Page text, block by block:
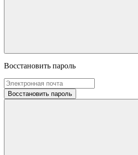
Восстановить пароль
Восстановить пароль